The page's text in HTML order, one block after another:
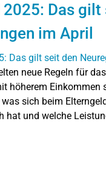
Das gilt
im April
neue Regeln für
höherem Einkommen
was sich beim
hat und welche